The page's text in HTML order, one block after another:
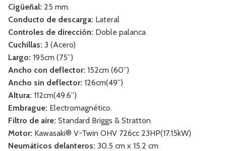
Cigüeñal: 25 mm.
Conducto de descarga: Lateral
Controles de dirección: Doble palanca
Cuchillas: 3 (Acero)
Largo: 195cm (75”)
Ancho con deflector: 152cm (60”)
Ancho sin deflector: 126cm(49”)
Altura: 112cm(49.6”)
Embrague: Electromagnético.
Filtro de aire: Standard Briggs & Stratton
Motor: Kawasaki® V-Twin OHV 726cc 23HP(17.15kW)
Neumáticos delanteros: 30.5 cm x 15.2 cm